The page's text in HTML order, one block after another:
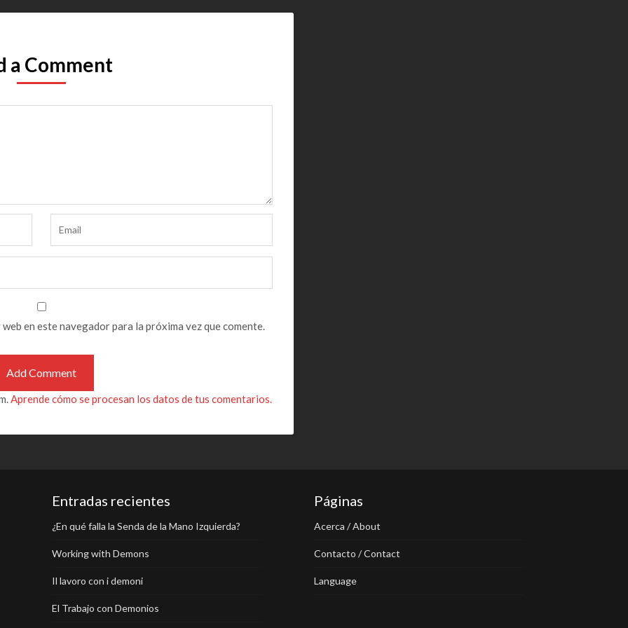
a Comment
en este navegador para la próxima vez que comente.
Aprende cómo se procesan los datos de tus comentarios.
Entradas recientes
¿En qué falla la Senda de la Mano Izquierda?
Working with Demons
Il lavoro con i demoni
El Trabajo con Demonios
Páginas
Acerca / About
Contacto / Contact
Language